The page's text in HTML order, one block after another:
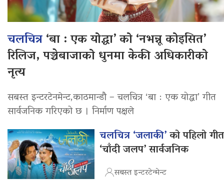
चलचित्र‘बा : एक योद्धा’ को ‘नभन्नू कोइसित’
रिलिज, पञ्चेबाजाको धुनमा केकी अधिकारीको
नृत्य
सबस्त इन्टरटेनमेन्ट,काठमान्डौ – चलचित्र ‘बा : एक योद्धा’ गीत
सार्वजनिक गरिएको छ । निर्माण पक्षले
चलचित्र ‘जलाकी’को पहिलो गीत
‘चाँदी जलप’ सार्वजनिक
सबस्त इन्टरटेन्मेन्ट